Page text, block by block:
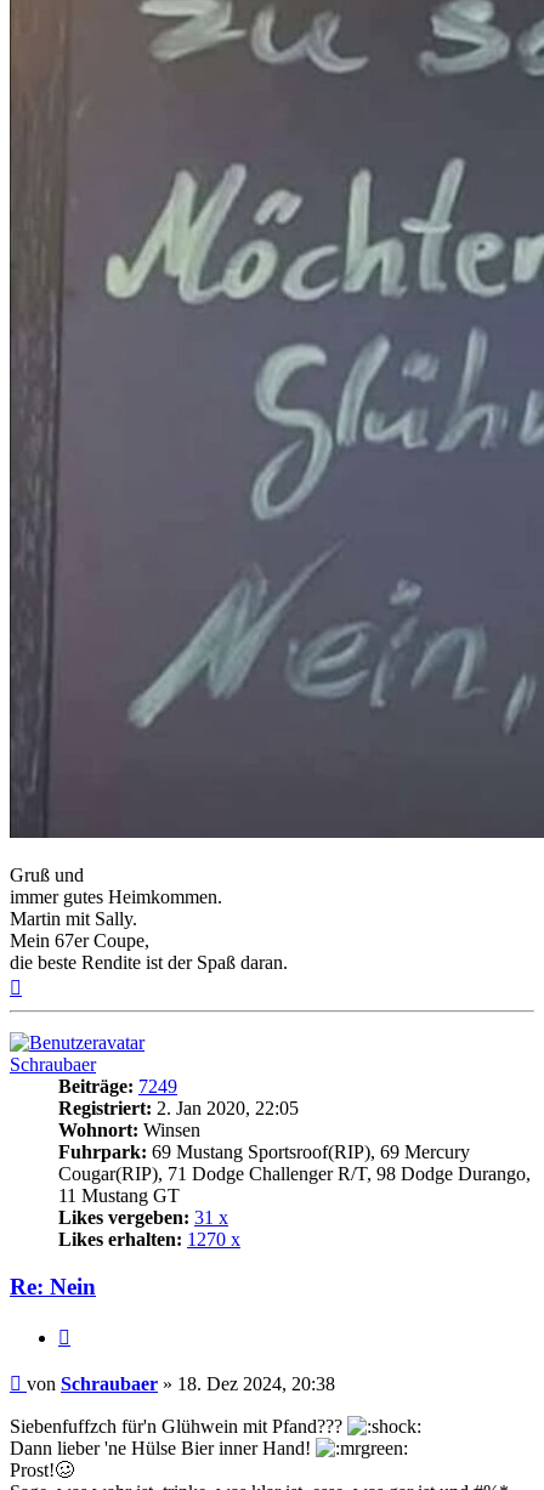
Gruß und
immer gutes Heimkommen.
Martin mit Sally.
Mein 67er Coupe,
die beste Rendite ist der Spaß daran.
Schraubaer
Beiträge: 7249
Registriert: 2. Jan 2020, 22:05
Wohnort: Winsen
Fuhrpark: 69 Mustang Sportsroof(RIP), 69 Mercury
Cougar(RIP), 71 Dodge Challenger R/T, 98 Dodge Durango,
11 Mustang GT
Likes vergeben: 31 x
Likes erhalten: 1270 x
Re: Nein
Beitrag
von Schraubaer » 18. Dez 2024, 20:38
Siebenfuffzch für'n Glühwein mit Pfand???
Dann lieber 'ne Hülse Bier inner Hand!
Prost!🥴